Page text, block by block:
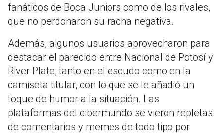
fanáticos de Boca Juniors como de los rivales,
que no perdonaron su racha negativa.
Además, algunos usuarios aprovecharon para
destacar el parecido entre Nacional de Potosí y
River Plate, tanto en el escudo como en la
camiseta titular, con lo que se le añadió un
toque de humor a la situación. Las
plataformas del cibermundo se vieron repletas
de comentarios y memes de todo tipo por